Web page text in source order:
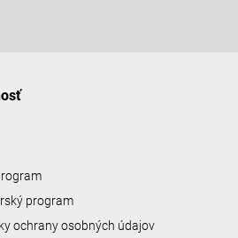
program
ochrany osobných údajov